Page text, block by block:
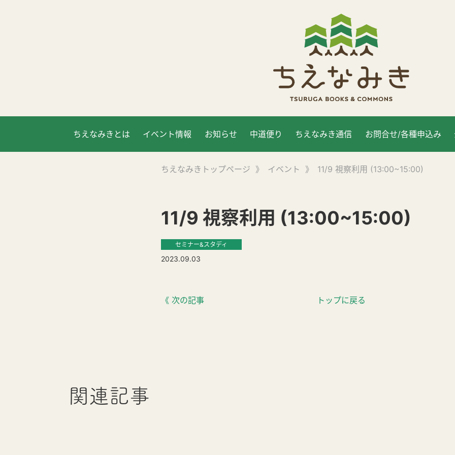
ちえなみきとは イベント情報 お知らせ 中道便り ちえなみき通信 お問合せ/各種申込み
ちえなみきトップページ 》 イベント 》 11/9 視察利用 (13:00~15:00)
11/9 視察利用 (13:00~15:00)
セミナー&スタディ
2023.09.03
《 次の記事 トップに戻る
関連記事